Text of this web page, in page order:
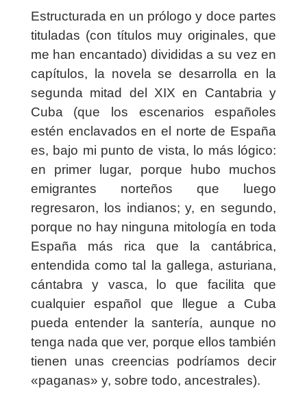
Estructurada en un prólogo y doce partes
tituladas (con títulos muy originales, que
me han encantado) divididas a su vez en
capítulos, la novela se desarrolla en la
segunda mitad del XIX en Cantabria y
Cuba (que los escenarios españoles
estén enclavados en el norte de España
es, bajo mi punto de vista, lo más lógico:
en primer lugar, porque hubo muchos
emigrantes norteños que luego
regresaron, los indianos; y, en segundo,
porque no hay ninguna mitología en toda
España más rica que la cantábrica,
entendida como tal la gallega, asturiana,
cántabra y vasca, lo que facilita que
cualquier español que llegue a Cuba
pueda entender la santería, aunque no
tenga nada que ver, porque ellos también
tienen unas creencias podríamos decir
«paganas» y, sobre todo, ancestrales).